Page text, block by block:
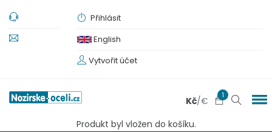
Přihlásit
English
Vytvořit účet
Kč/€ 1
Produkt byl vložen do košíku.